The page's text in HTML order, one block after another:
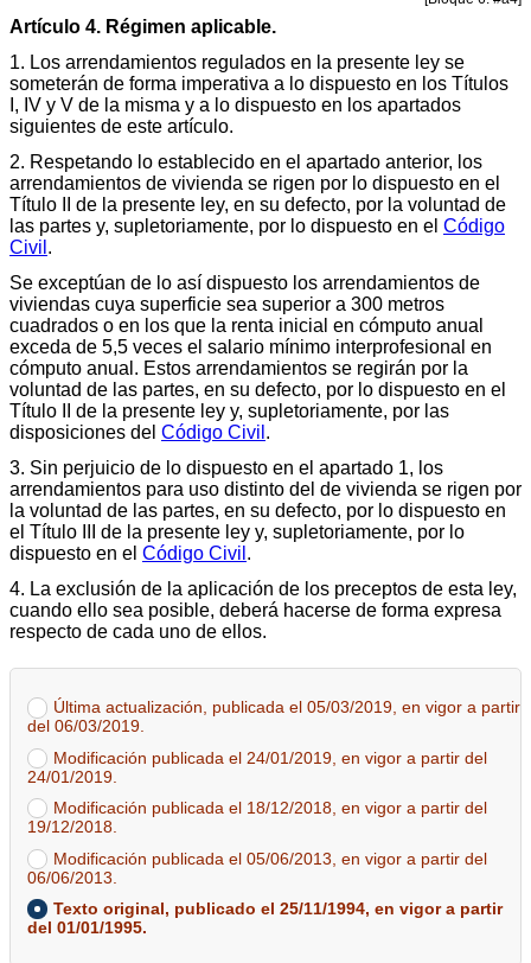
Artículo 4. Régimen aplicable.
1. Los arrendamientos regulados en la presente ley se
someterán de forma imperativa a lo dispuesto en los Títulos
I, IV y V de la misma y a lo dispuesto en los apartados
siguientes de este artículo.
2. Respetando lo establecido en el apartado anterior, los
arrendamientos de vivienda se rigen por lo dispuesto en el
Título II de la presente ley, en su defecto, por la voluntad de
las partes y, supletoriamente, por lo dispuesto en el Código
Civil .
Se exceptúan de lo así dispuesto los arrendamientos de
viviendas cuya superficie sea superior a 300 metros
cuadrados o en los que la renta inicial en cómputo anual
exceda de 5,5 veces el salario mínimo interprofesional en
cómputo anual. Estos arrendamientos se regirán por la
voluntad de las partes, en su defecto, por lo dispuesto en el
Título II de la presente ley y, supletoriamente, por las
disposiciones del Código Civil .
3. Sin perjuicio de lo dispuesto en el apartado 1, los
arrendamientos para uso distinto del de vivienda se rigen por
la voluntad de las partes, en su defecto, por lo dispuesto en
el Título III de la presente ley y, supletoriamente, por lo
dispuesto en el Código Civil .
4. La exclusión de la aplicación de los preceptos de esta ley,
cuando ello sea posible, deberá hacerse de forma expresa
respecto de cada uno de ellos.
Última actualización, publicada el 05/03/2019, en vigor a partir
del 06/03/2019.
Modificación publicada el 24/01/2019, en vigor a partir del
24/01/2019.
Modificación publicada el 18/12/2018, en vigor a partir del
19/12/2018.
Modificación publicada el 05/06/2013, en vigor a partir del
06/06/2013.
Texto original, publicado el 25/11/1994, en vigor a partir
del 01/01/1995.